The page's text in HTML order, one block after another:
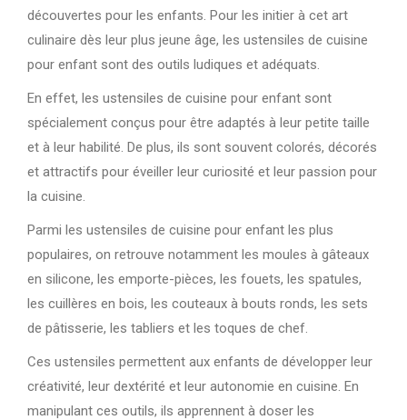
découvertes pour les enfants. Pour les initier à cet art
culinaire dès leur plus jeune âge, les ustensiles de cuisine
pour enfant sont des outils ludiques et adéquats.
En effet, les ustensiles de cuisine pour enfant sont
spécialement conçus pour être adaptés à leur petite taille
et à leur habilité. De plus, ils sont souvent colorés, décorés
et attractifs pour éveiller leur curiosité et leur passion pour
la cuisine.
Parmi les ustensiles de cuisine pour enfant les plus
populaires, on retrouve notamment les moules à gâteaux
en silicone, les emporte-pièces, les fouets, les spatules,
les cuillères en bois, les couteaux à bouts ronds, les sets
de pâtisserie, les tabliers et les toques de chef.
Ces ustensiles permettent aux enfants de développer leur
créativité, leur dextérité et leur autonomie en cuisine. En
manipulant ces outils, ils apprennent à doser les